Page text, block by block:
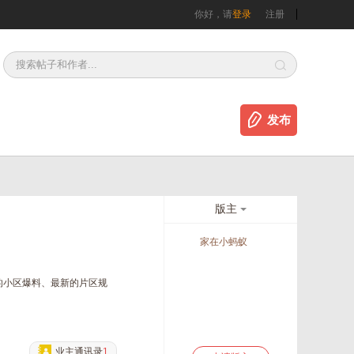
你好，请登录 注册
发布
区爆料、最新的片区规
业主通讯录1
版主
家在小蚂蚁